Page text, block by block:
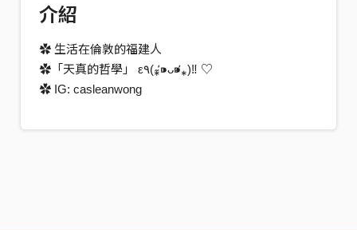
介紹
✿ 生活在倫敦的福建人
✿「天真的哲學」 ε٩(⁎⁍̴̛ᴗ⁍̴̛⁎)‼ ♡
✿ IG: casleanwong